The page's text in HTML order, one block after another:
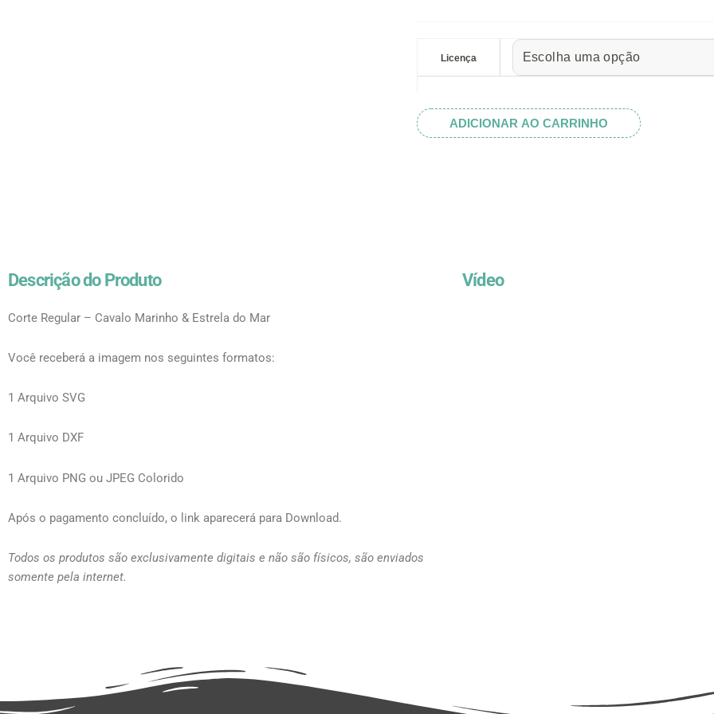
através
R$ 32.82
Licença
do
Mar
ADICIONAR AO CARRINHO
Descrição do Produto
Corte Regular – Cavalo Marinho & Estrela do Mar
Você receberá a imagem nos seguintes formatos:
1 Arquivo SVG
1 Arquivo DXF
1 Arquivo PNG ou JPEG Colorido
Após o pagamento concluído, o link aparecerá para Download.
Todos os produtos são exclusivamente digitais e não são físicos, são enviados
somente pela internet.
Vídeo